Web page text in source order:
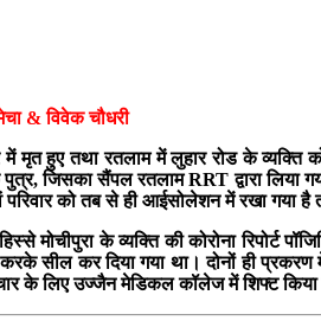
& विवेक चौधरी
में मृत हुए तथा रतलाम में लुहार रोड के
जिसका सैंपल रतलाम RRT द्वारा लिया
को तब से ही आईसोलेशन में रखा गया है
मोचीपुरा के व्यक्ति की कोरोना रिपोर्ट
करके सील कर दिया गया था। दोनों ही
के लिए उज्जैन मेडिकल कॉलेज में शिफ्ट किया